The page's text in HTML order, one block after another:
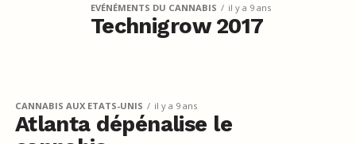
EVÉNÉMENTS DU CANNABIS il y a 9 ans
Technigrow 2017
CANNABIS AUX ETATS-UNIS il y a 9 ans
Atlanta dépénalise le